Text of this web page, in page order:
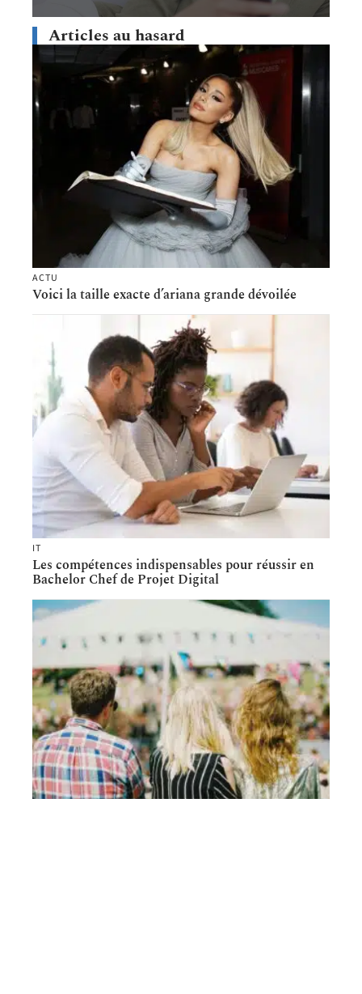
Articles au hasard
ACTU
Voici la taille exacte d’ariana grande dévoilée
IT
Les compétences indispensables pour réussir en
Bachelor Chef de Projet Digital